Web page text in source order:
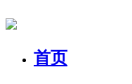
首页